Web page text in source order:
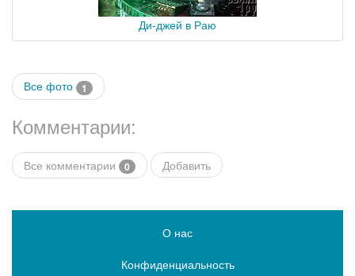
Ди-джей в Раю
Все фото 1
Комментарии:
Все комментарии 0 Добавить
О нас
Конфиденциальность